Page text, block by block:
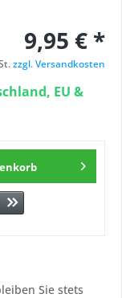
9,95 € *
zzgl. Versandkosten
EU &
Sie stets